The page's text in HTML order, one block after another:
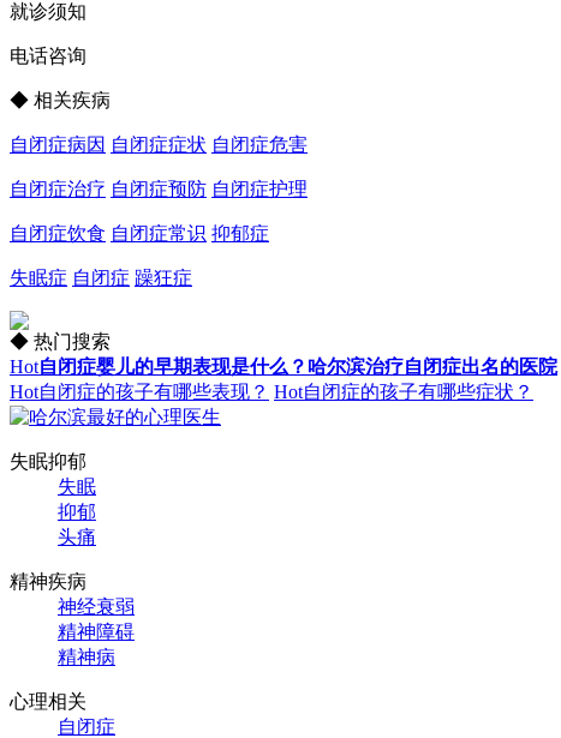
就诊须知
电话咨询
◆ 相关疾病
自闭症病因 自闭症症状 自闭症危害
自闭症治疗 自闭症预防 自闭症护理
自闭症饮食 自闭症常识 抑郁症
失眠症 自闭症 躁狂症
◆ 热门搜索
Hot自闭症婴儿的早期表现是什么？哈尔滨治疗自闭症出名的医院
Hot自闭症的孩子有哪些表现？ Hot自闭症的孩子有哪些症状？
失眠抑郁
失眠
抑郁
头痛
精神疾病
神经衰弱
精神障碍
精神病
心理相关
自闭症